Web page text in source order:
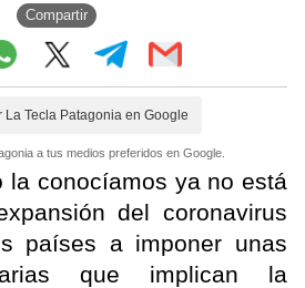
Compartir
La Tecla Patagonia en Google
a tus medios preferidos en Google.
la conocíamos ya no está
del coronavirus
países a imponer unas
que implican la